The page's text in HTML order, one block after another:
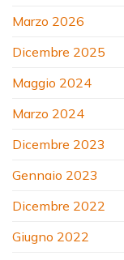
Marzo 2026
Dicembre 2025
Maggio 2024
Marzo 2024
Dicembre 2023
Gennaio 2023
Dicembre 2022
Giugno 2022